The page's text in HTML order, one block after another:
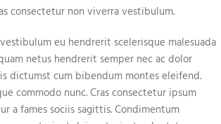
consectetur non viverra vestibulum.
eu hendrerit scelerisque malesuada
netus hendrerit semper nec ac dolor
dictumst cum bibendum montes eleifend.
commodo nunc. Cras consectetur ipsum
a fames sociis sagittis. Condimentum